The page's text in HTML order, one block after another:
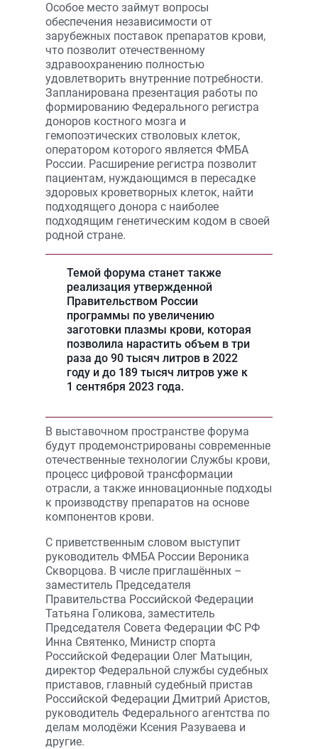
Особое место займут вопросы
обеспечения независимости от
зарубежных поставок препаратов крови,
что позволит отечественному
здравоохранению полностью
удовлетворить внутренние потребности.
Запланирована презентация работы по
формированию Федерального регистра
доноров костного мозга и
гемопоэтических стволовых клеток,
оператором которого является ФМБА
России. Расширение регистра позволит
пациентам, нуждающимся в пересадке
здоровых кроветворных клеток, найти
подходящего донора с наиболее
подходящим генетическим кодом в своей
родной стране.
Темой форума станет также
реализация утвержденной
Правительством России
программы по увеличению
заготовки плазмы крови, которая
позволила нарастить объем в три
раза до 90 тысяч литров в 2022
году и до 189 тысяч литров уже к
1 сентября 2023 года.
В выставочном пространстве форума
будут продемонстрированы современные
отечественные технологии Службы крови,
процесс цифровой трансформации
отрасли, а также инновационные подходы
к производству препаратов на основе
компонентов крови.
С приветственным словом выступит
руководитель ФМБА России Вероника
Скворцова. В числе приглашённых –
заместитель Председателя
Правительства Российской Федерации
Татьяна Голикова, заместитель
Председателя Совета Федерации ФС РФ
Инна Святенко, Министр спорта
Российской Федерации Олег Матыцин,
директор Федеральной службы судебных
приставов, главный судебный пристав
Российской Федерации Дмитрий Аристов,
руководитель Федерального агентства по
делам молодёжи Ксения Разуваева и
другие.